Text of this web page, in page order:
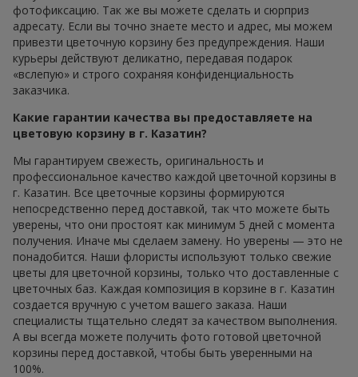
фотофиксацию. Так же вы можете сделать и сюрприз
адресату. Если вы точно знаете место и адрес, мы можем
привезти цветочную корзину без предупреждения. Наши
курьеры действуют деликатно, передавая подарок
«вслепую» и строго сохраняя конфиденциальность
заказчика.
Какие гарантии качества вы предоставляете на
цветовую корзину в г. Казатин?
Мы гарантируем свежесть, оригинальность и
профессиональное качество каждой цветочной корзины в
г. Казатин. Все цветочные корзины формируются
непосредственно перед доставкой, так что можете быть
уверены, что они простоят как минимум 5 дней с момента
получения. Иначе мы сделаем замену. Но уверены — это не
понадобится. Наши флористы используют только свежие
цветы для цветочной корзины, только что доставленные с
цветочных баз. Каждая композиция в корзине в г. Казатин
создается вручную с учетом вашего заказа. Наши
специалисты тщательно следят за качеством выполнения.
А вы всегда можете получить фото готовой цветочной
корзины перед доставкой, чтобы быть уверенными на
100%.